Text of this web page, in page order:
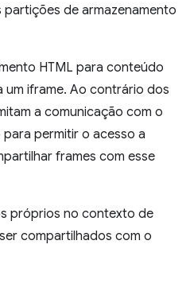
de armazenamento
HTML para conteúdo
um iframe. Ao contrário dos
a comunicação com o
permitir o acesso a
frames com esse
próprios no contexto de
compartilhados com o